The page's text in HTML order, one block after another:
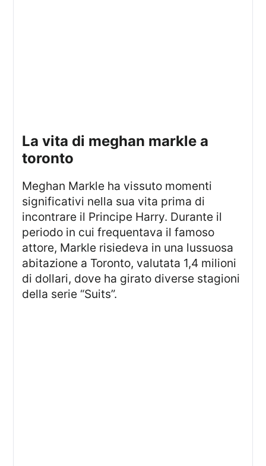
la vita di meghan markle a
toronto
Meghan Markle ha vissuto momenti
significativi nella sua vita prima di
incontrare il Principe Harry. Durante il
periodo in cui frequentava il famoso
attore, Markle risiedeva in una lussuosa
abitazione a Toronto, valutata 1,4 milioni
di dollari, dove ha girato diverse stagioni
della serie “Suits”.